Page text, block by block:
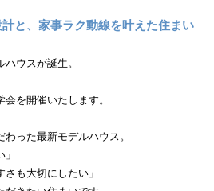
と、家事ラク動線を叶えた住まい
ウスが誕生。
を開催いたします。
った最新モデルハウス。
さも大切にしたい」